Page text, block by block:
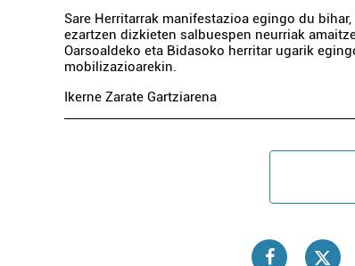
Sare Herritarrak manifestazioa egingo du
ezartzen dizkieten salbuespen neurriak
Oarsoaldeko eta Bidasoko herritar ugarik
mobilizazioarekin.
Ikerne Zarate Gartziarena